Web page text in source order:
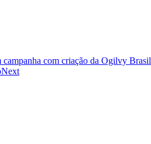
com criação da Ogilvy Brasil
Next